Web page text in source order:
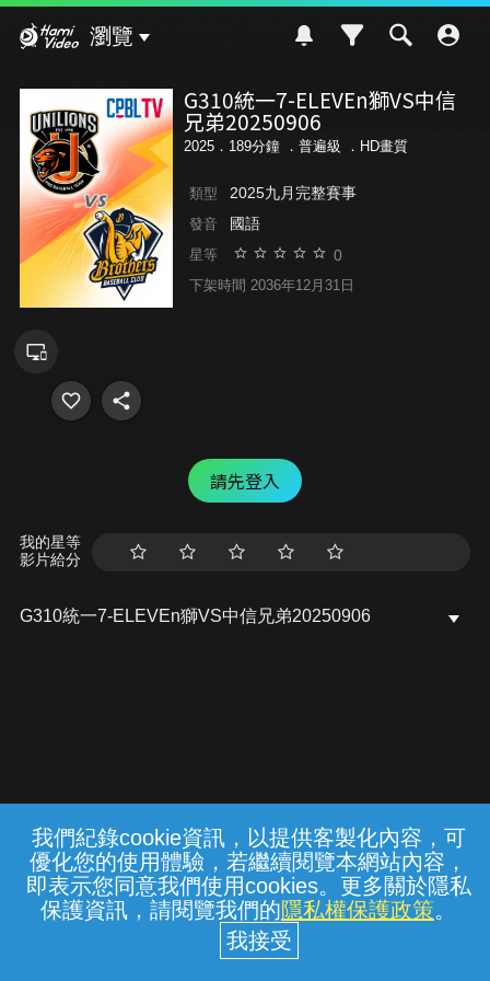
水域安全宣導勿至不明或標示禁止之水域戲
水， 遇雷雨、閃電、地震或山區烏雲密布
時， 請趕快上岸。內政部消防署關心您
我們紀錄cookie資訊，以提供客製化內容，可
優化您的使用體驗，若繼續閱覽本網站內容，
即表示您同意我們使用cookies。更多關於隱私
保護資訊，請閱覽我們的隱私權保護政策。
瀏覽
G310統一7-ELEVEn獅VS中信
兄弟20250906
2025．189分鐘 ． 普遍級 ．HD畫質
類型 2025九月完整賽事
發音 國語
星等 0
下架時間 2036年12月31日
請先登入
我的星等
影片給分
G310統一7-ELEVEn獅VS中信兄弟20250906
常見問題 線上客服 服務條款 隱私權保護
中華電信股份有限公司個人家庭分公司
(統一編號：96979949) © 2026
{{notifyMsg}}